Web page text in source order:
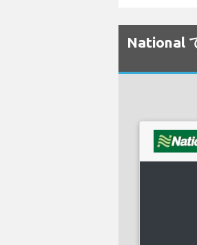
National